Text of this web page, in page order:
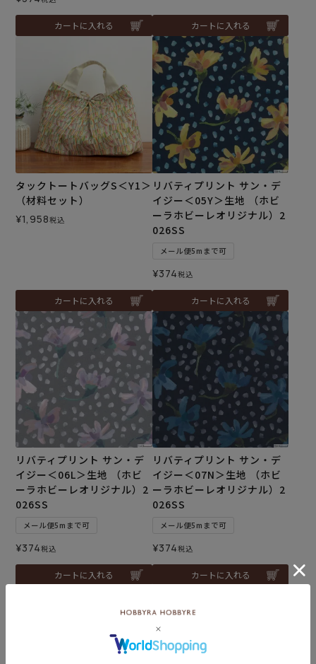
カートに入れる カートに入れる
タックトートバッグS＜Y1＞
（材料セット）
¥1,958税込
カートに入れる
リバティプリント サン・デ
イジー＜05Y＞生地 （ホビ
ーラホビーレオリジナル）2
026SS
メール便5mまで可
¥374税込
カートに入れる
リバティプリント サン・デ
イジー＜06L＞生地 （ホビ
ーラホビーレオリジナル）2
026SS
メール便5mまで可
¥374税込
カートに入れる
リバティプリント サン・デ
イジー＜07N＞生地 （ホビ
ーラホビーレオリジナル）2
026SS
メール便5mまで可
¥374税込
カートに入れる